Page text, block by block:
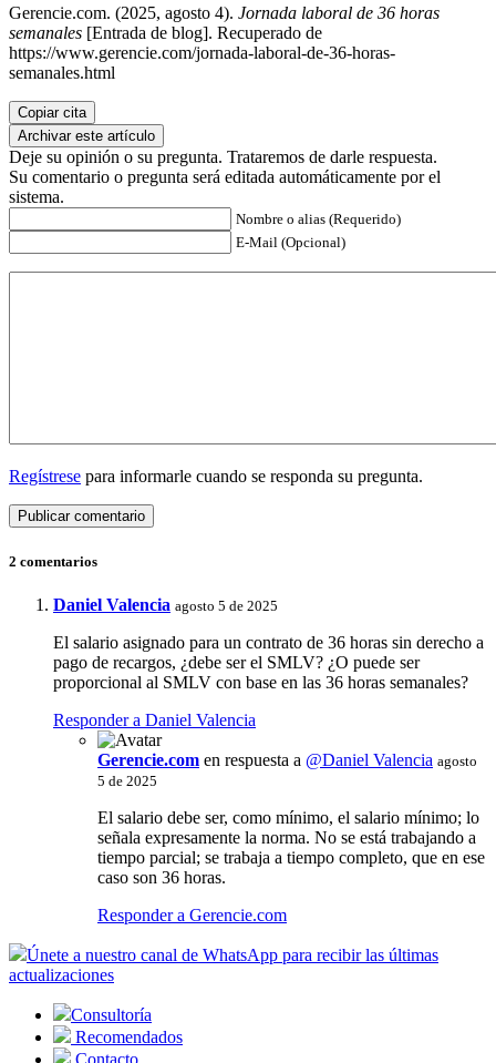
Gerencie.com. (2025, agosto 4). Jornada laboral de 36 horas
semanales [Entrada de blog]. Recuperado de
https://www.gerencie.com/jornada-laboral-de-36-horas-
semanales.html
Copiar cita
Archivar este artículo
Deje su opinión o su pregunta. Trataremos de darle respuesta.
Su comentario o pregunta será editada automáticamente por el
sistema.
Nombre o alias (Requerido)
E-Mail (Opcional)
Regístrese para informarle cuando se responda su pregunta.
2 comentarios
Daniel Valencia agosto 5 de 2025
El salario asignado para un contrato de 36 horas sin derecho a
pago de recargos, ¿debe ser el SMLV? ¿O puede ser
proporcional al SMLV con base en las 36 horas semanales?
Responder a Daniel Valencia
Gerencie.com en respuesta a @Daniel Valencia agosto
5 de 2025
El salario debe ser, como mínimo, el salario mínimo; lo
señala expresamente la norma. No se está trabajando a
tiempo parcial; se trabaja a tiempo completo, que en ese
caso son 36 horas.
Responder a Gerencie.com
Únete a nuestro canal de WhatsApp para recibir las últimas
actualizaciones
Consultoría
Recomendados
Contacto